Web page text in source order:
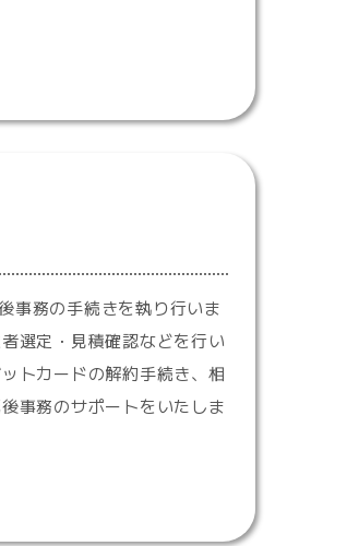
事務の手続きを執り行いま
選定・見積確認などを行い
トカードの解約手続き、相
事務のサポートをいたしま